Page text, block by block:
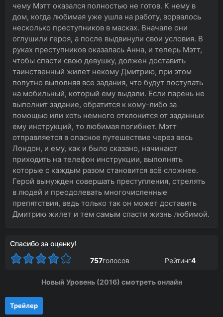
чему Мэтт оказался полностью не готов. К нему в
дом, когда любимая уже ушла на работу, ворвалось
несколько преступников в масках. Вначале они
оглушили героя, а после выдвинули свои условия. В
руках преступников оказалась Анна, и теперь Мэтт,
чтобы спасти свою девушку, должен доставить
таинственный жилет некому Дмитрию, при этом
попутно выполняя все задания, что будут поступать
на мобильный, который ему выдали. Если парень не
выполнит задание, обратится к кому-либо за
помощью или хоть немного отклонится от заданных
ему инструкций, то любимая погибнет. Мэтт
отправляется в опасное путешествие через весь
Лондон, и ему, как и было сказано, начинают
приходить на телефон инструкции, выполнять
которые с каждым разом становится всё сложнее.
Герой вынужден совершать преступления, стрелять
в людей и преодолевать многочисленные
препятствия, ведь только так он может доставить
Дмитрию жилет и тем самым спасти жизнь любимой.
Спасибо за оценку!
757голосов Рейтинг4
Новый Уровень (2016) смотреть онлайн
Трейлер